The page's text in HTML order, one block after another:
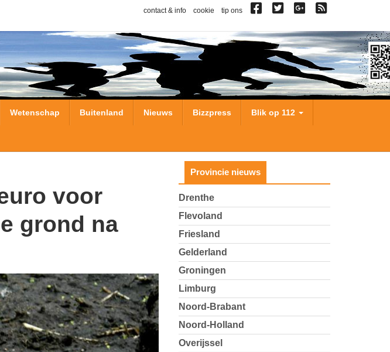
contact & info cookie tip ons
Wetenschap Buitenland Nieuws Bizzpress Blik op 112
grond na
Provincie nieuws
Drenthe
Flevoland
Friesland
Gelderland
Groningen
Limburg
Noord-Brabant
Noord-Holland
Overijssel